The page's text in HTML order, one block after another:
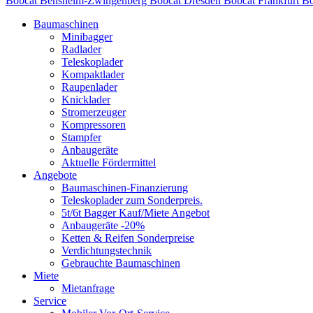
Baumaschinen
Minibagger
Radlader
Teleskoplader
Kompaktlader
Raupenlader
Knicklader
Stromerzeuger
Kompressoren
Stampfer
Anbaugeräte
Aktuelle Fördermittel
Angebote
Baumaschinen-Finanzierung
Teleskoplader zum Sonderpreis.
5t/6t Bagger Kauf/Miete Angebot
Anbaugeräte -20%
Ketten & Reifen Sonderpreise
Verdichtungstechnik
Gebrauchte Baumaschinen
Miete
Mietanfrage
Service